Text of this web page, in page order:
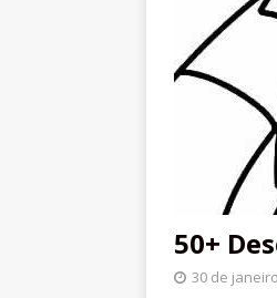
50+
30 de